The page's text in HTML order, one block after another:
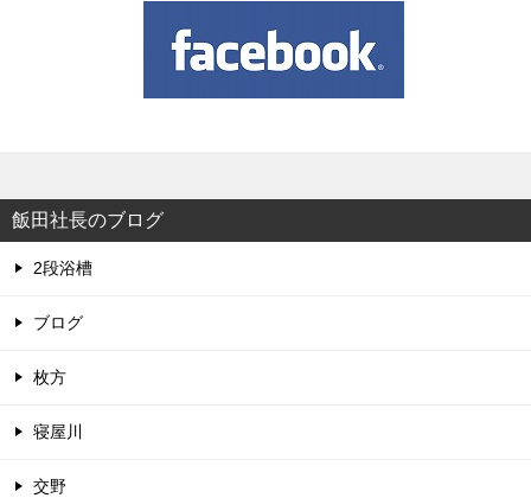
飯田社長のブログ
2段浴槽
ブログ
枚方
寝屋川
交野